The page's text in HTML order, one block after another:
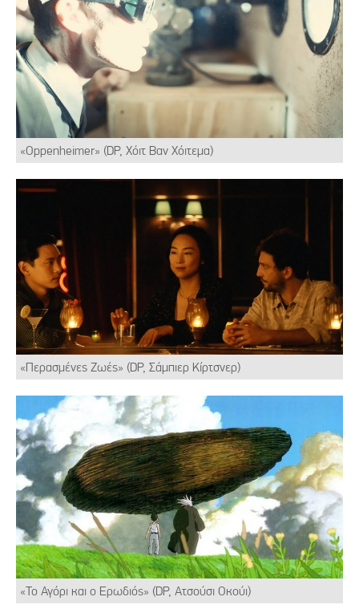
«Oppenheimer» (DP, Χόιτ Βαν Χόιτεμα)
«Περασμένες Ζωές» (DP, Σάμπιερ Κίρτσνερ)
«Το Αγόρι και ο Ερωδιός» (DP, Ατσούσι Οκούι)